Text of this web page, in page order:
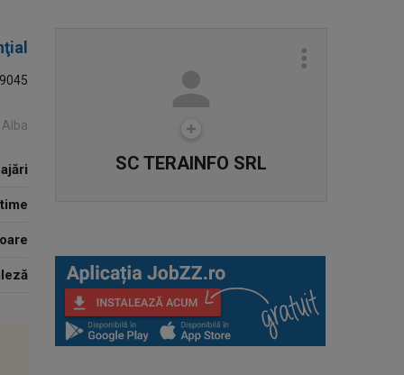
SC TERAINFO SRL
Alba